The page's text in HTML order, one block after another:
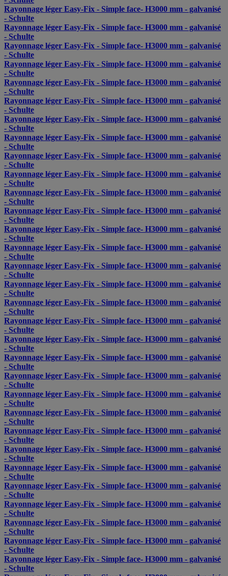
Rayonnage léger Easy-Fix - Simple face- H3000 mm - galvanisé
- Schulte
Rayonnage léger Easy-Fix - Simple face- H3000 mm - galvanisé
- Schulte
Rayonnage léger Easy-Fix - Simple face- H3000 mm - galvanisé
- Schulte
Rayonnage léger Easy-Fix - Simple face- H3000 mm - galvanisé
- Schulte
Rayonnage léger Easy-Fix - Simple face- H3000 mm - galvanisé
- Schulte
Rayonnage léger Easy-Fix - Simple face- H3000 mm - galvanisé
- Schulte
Rayonnage léger Easy-Fix - Simple face- H3000 mm - galvanisé
- Schulte
Rayonnage léger Easy-Fix - Simple face- H3000 mm - galvanisé
- Schulte
Rayonnage léger Easy-Fix - Simple face- H3000 mm - galvanisé
- Schulte
Rayonnage léger Easy-Fix - Simple face- H3000 mm - galvanisé
- Schulte
Rayonnage léger Easy-Fix - Simple face- H3000 mm - galvanisé
- Schulte
Rayonnage léger Easy-Fix - Simple face- H3000 mm - galvanisé
- Schulte
Rayonnage léger Easy-Fix - Simple face- H3000 mm - galvanisé
- Schulte
Rayonnage léger Easy-Fix - Simple face- H3000 mm - galvanisé
- Schulte
Rayonnage léger Easy-Fix - Simple face- H3000 mm - galvanisé
- Schulte
Rayonnage léger Easy-Fix - Simple face- H3000 mm - galvanisé
- Schulte
Rayonnage léger Easy-Fix - Simple face- H3000 mm - galvanisé
- Schulte
Rayonnage léger Easy-Fix - Simple face- H3000 mm - galvanisé
- Schulte
Rayonnage léger Easy-Fix - Simple face- H3000 mm - galvanisé
- Schulte
Rayonnage léger Easy-Fix - Simple face- H3000 mm - galvanisé
- Schulte
Rayonnage léger Easy-Fix - Simple face- H3000 mm - galvanisé
- Schulte
Rayonnage léger Easy-Fix - Simple face- H3000 mm - galvanisé
- Schulte
Rayonnage léger Easy-Fix - Simple face- H3000 mm - galvanisé
- Schulte
Rayonnage léger Easy-Fix - Simple face- H3000 mm - galvanisé
- Schulte
Rayonnage léger Easy-Fix - Simple face- H3000 mm - galvanisé
- Schulte
Rayonnage léger Easy-Fix - Simple face- H3000 mm - galvanisé
- Schulte
Rayonnage léger Easy-Fix - Simple face- H3000 mm - galvanisé
- Schulte
Rayonnage léger Easy-Fix - Simple face- H3000 mm - galvanisé
- Schulte
Rayonnage léger Easy-Fix - Simple face- H3000 mm - galvanisé
- Schulte
Rayonnage léger Easy-Fix - Simple face- H3000 mm - galvanisé
- Schulte
Rayonnage léger Easy-Fix - Simple face- H3000 mm - galvanisé
- Schulte